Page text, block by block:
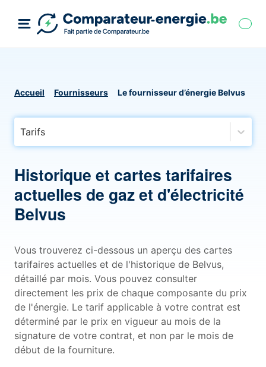
Accueil Fournisseurs Le fournisseur d’énergie Belvus
Tarifs
Historique et cartes tarifaires
actuelles de gaz et d'électricité
Belvus
Vous trouverez ci-dessous un aperçu des cartes
tarifaires actuelles et de l'historique de Belvus,
détaillé par mois. Vous pouvez consulter
directement les prix de chaque composante du prix
de l'énergie. Le tarif applicable à votre contrat est
déterminé par le prix en vigueur au mois de la
signature de votre contrat, et non par le mois de
début de la fourniture.